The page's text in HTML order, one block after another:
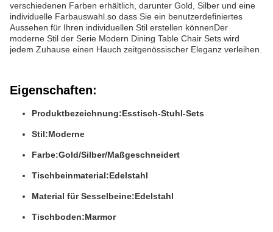
verschiedenen Farben erhältlich, darunter Gold, Silber und eine
individuelle Farbauswahl.so dass Sie ein benutzerdefiniertes
Aussehen für Ihren individuellen Stil erstellen könnenDer
moderne Stil der Serie Modern Dining Table Chair Sets wird
jedem Zuhause einen Hauch zeitgenössischer Eleganz verleihen.
Eigenschaften:
Produktbezeichnung:Esstisch-Stuhl-Sets
Stil:Moderne
Farbe:Gold/Silber/Maßgeschneidert
Tischbeinmaterial:Edelstahl
Material für Sesselbeine:Edelstahl
Tischboden:Marmor